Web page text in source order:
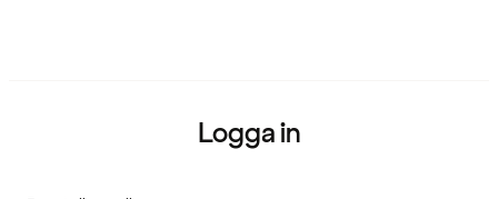
Logga in